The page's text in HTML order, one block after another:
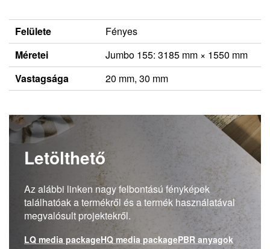
Felülete
Fényes
Méretei
Jumbo 155: 3185 mm × 1550 mm
Vastagsága
20 mm, 30 mm
Letölthető
Az alábbi linken nagy felbontású fényképek
találhatóak a termékről és a termék használatával
megvalósult projektekről.
LQ media packageHQ media packagePBR anyagok